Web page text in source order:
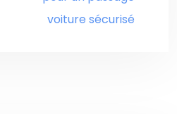
voiture sécurisé